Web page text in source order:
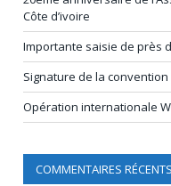
Côte d’ivoire
Importante saisie de près
Signature de la convention
Opération internationale
COMMENTAIRES RÉCENTS